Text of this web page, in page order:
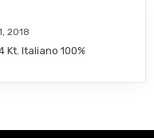
2018
Kt. Italiano 100%